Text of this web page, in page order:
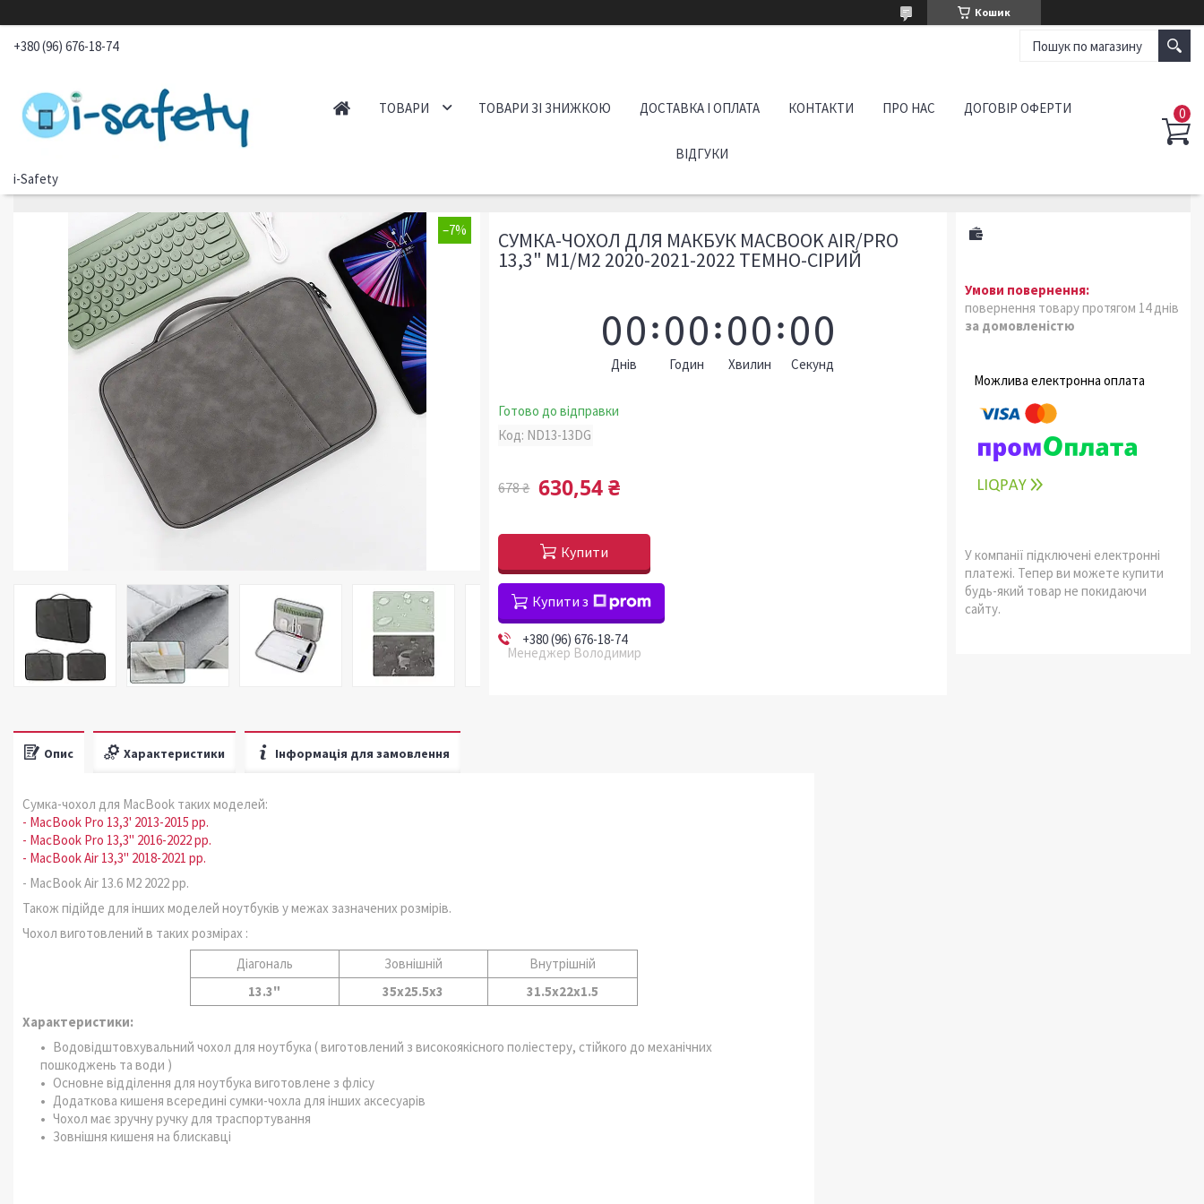
Кошик
+380 (96) 676-18-74
i-Safety
ТОВАРИ ТОВАРИ ЗІ ЗНИЖКОЮ ДОСТАВКА І ОПЛАТА КОНТАКТИ ПРО НАС ДОГОВІР ОФЕРТИ
ВІДГУКИ
–7% СУМКА-ЧОХОЛ ДЛЯ МАКБУК MACBOOK AIR/PRO
13,3" M1/M2 2020-2021-2022 ТЕМНО-СІРИЙ
00
Днів
00
Годин
00
Хвилин
00
Секунд
Готово до відправки
Код: ND13-13DG
678 ₴ 630,54 ₴
Купити
Купити з
+380 (96) 676-18-74
Менеджер Володимир
повернення товару протягом 14 днів
за домовленістю
У компанії підключені електронні
платежі. Тепер ви можете купити
будь-який товар не покидаючи
сайту.
Опис Характеристики Інформація для замовлення
Сумка-чохол для MacBook таких моделей:
- MacBook Pro 13,3' 2013-2015 рр.
- MacBook Pro 13,3" 2016-2022 рр.
- MacBook Air 13,3" 2018-2021 рр.
- MacBook Air 13.6 M2 2022 рр.
Також підійде для інших моделей ноутбуків у межах зазначених розмірів.
Чохол виготовлений в таких розмірах :
Діагональ
Зовнішній
Внутрішній
13.3"
35х25.5х3
31.5x22x1.5
Характеристики:
Водовідштовхувальний чохол для ноутбука ( виготовлений з високоякісного поліестеру, стійкого до механічних
пошкоджень та води )
Основне відділення для ноутбука виготовлене з флісу
Додаткова кишеня всередині сумки-чохла для інших аксесуарів
Чохол має зручну ручку для траспортування
Зовнішня кишеня на блискавці